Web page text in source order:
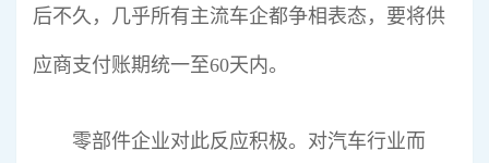
后不久，几乎所有主流车企都争相表态，要将供
应商支付账期统一至60天内。
零部件企业对此反应积极。对汽车行业而